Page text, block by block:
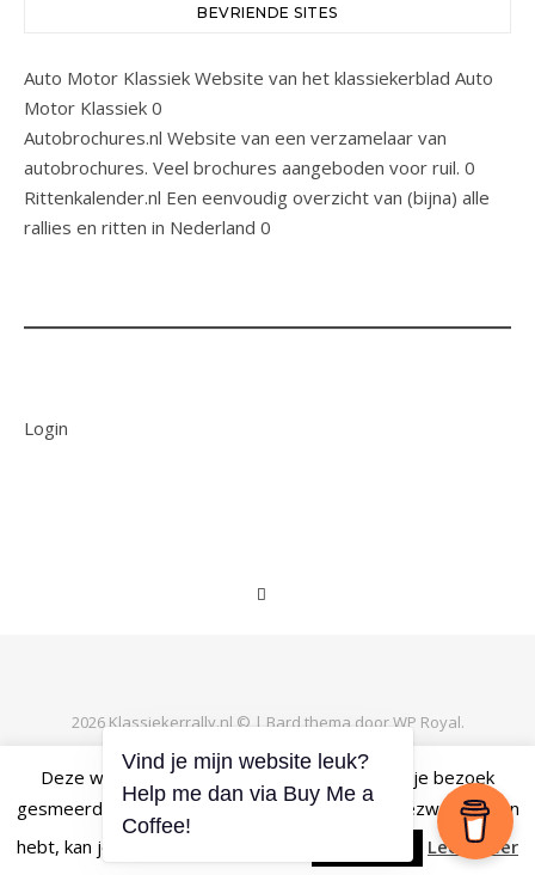
BEVRIENDE SITES
Auto Motor Klassiek Website van het klassiekerblad Auto
Motor Klassiek 0
Autobrochures.nl Website van een verzamelaar van
autobrochures. Veel brochures aangeboden voor ruil. 0
Rittenkalender.nl Een eenvoudig overzicht van (bijna) alle
rallies en ritten in Nederland 0
Login
2026 Klassiekerrally.nl © |Bard thema doorWP Royal.
TERUG NAAR BOVEN
Deze website maakt gebruik van cookies om je bezoek
gesmeerd te laten verlopen. Als je daar geen bezwaar tegen
hebt, kan je op 'Accepteren' klikken.
Lees meer
Vind je mijn website leuk?
Help me dan via Buy Me a
Coffee!